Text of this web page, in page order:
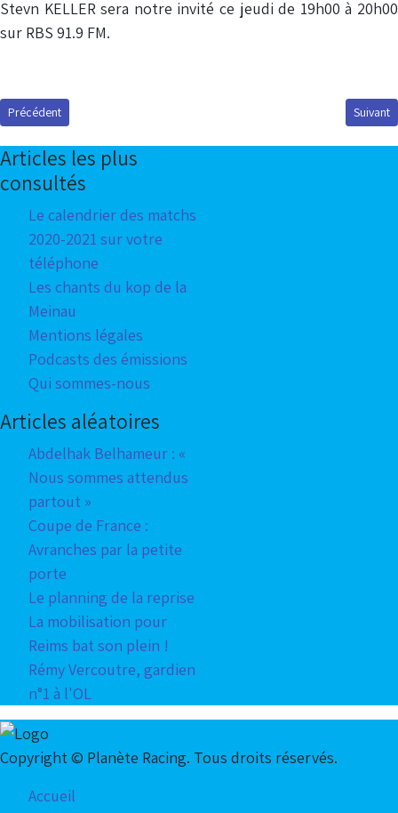
Stevn KELLER sera notre invité ce jeudi de 19h00 à 20h00
sur RBS 91.9 FM.
Article précédent : Podcast du 12 avril 2012
Précédent Article
Suivant
Articles les plus
consultés
Le calendrier des matchs
2020-2021 sur votre
téléphone
Les chants du kop de la
Meinau
Mentions légales
Podcasts des émissions
Qui sommes-nous
Articles aléatoires
Abdelhak Belhameur : «
Nous sommes attendus
partout »
Coupe de France :
Avranches par la petite
porte
Le planning de la reprise
La mobilisation pour
Reims bat son plein !
Rémy Vercoutre, gardien
n°1 à l'OL
Copyright © Planète Racing. Tous droits réservés.
Accueil